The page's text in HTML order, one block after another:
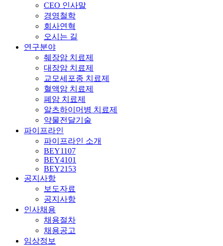
CEO 인사말
경영철학
회사연혁
오시는 길
연구분야
췌장암 치료제
대장암 치료제
교모세포종 치료제
혈액암 치료제
폐암 치료제
알츠하이머병 치료제
약물전달기술
파이프라인
파이프라인 소개
BEY1107
BEY4101
BEY2153
공지사항
보도자료
공지사항
인사채용
채용절차
채용공고
임상정보